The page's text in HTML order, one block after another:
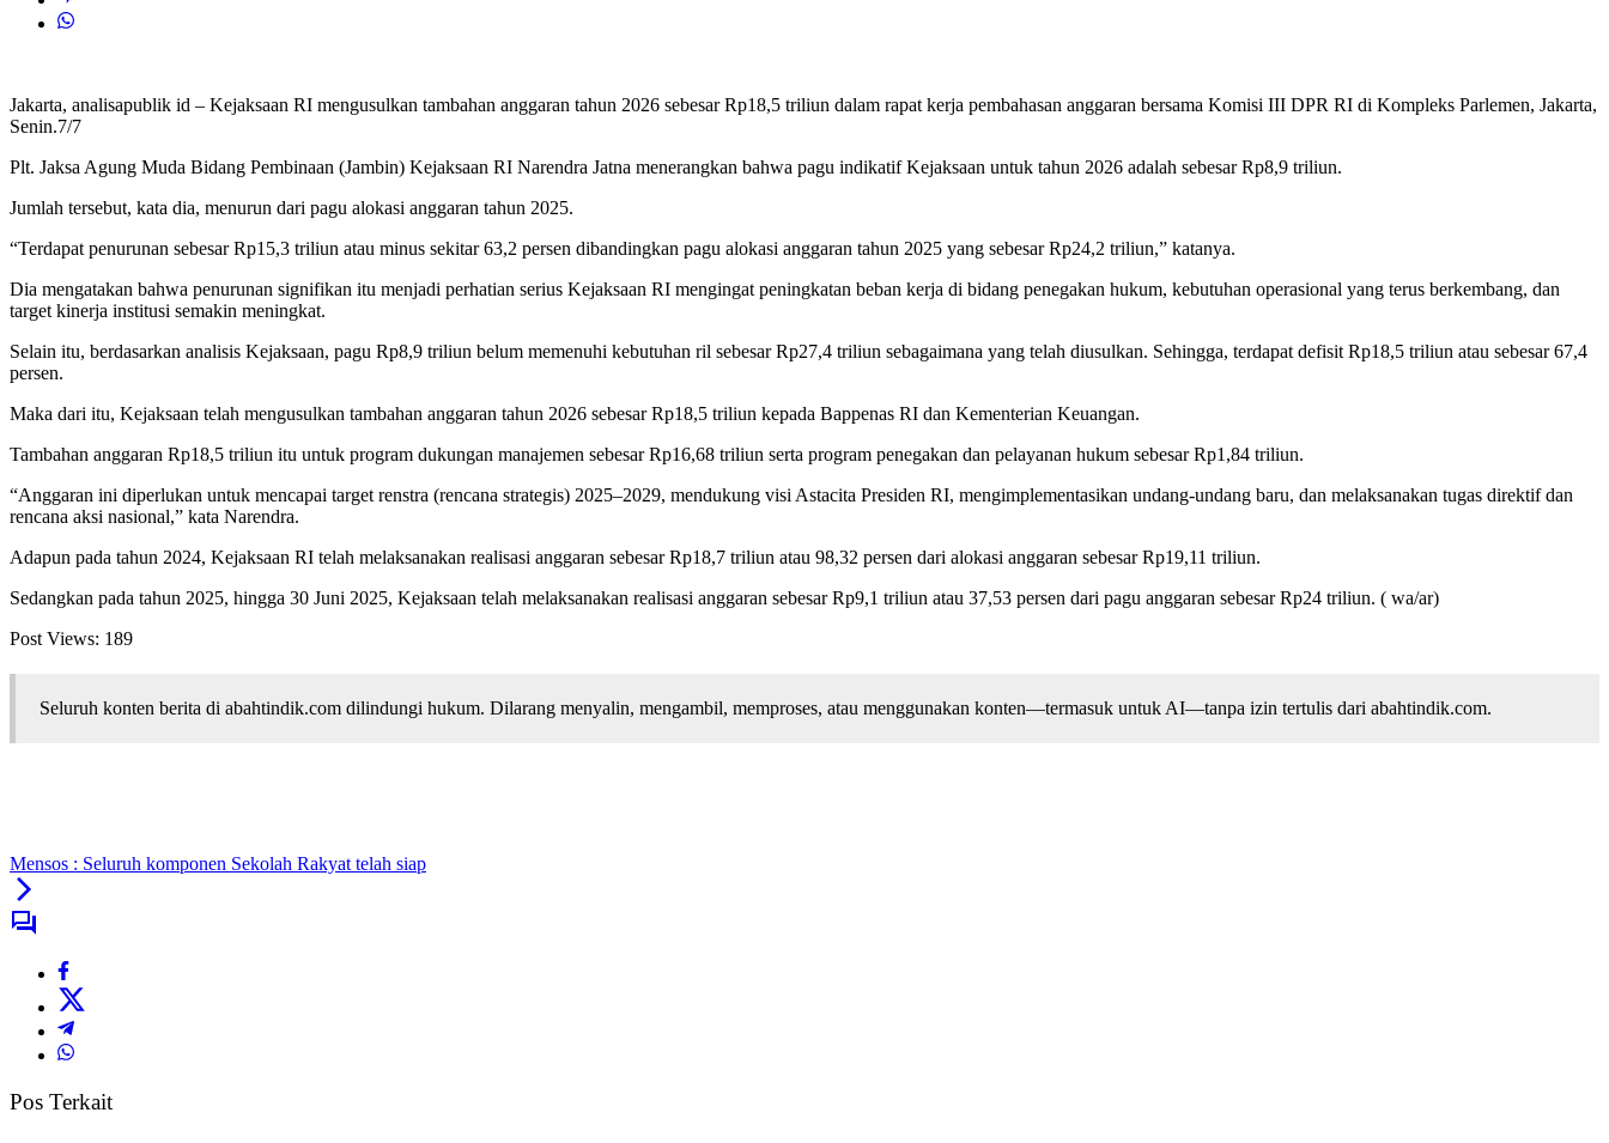
Jakarta, analisapublik id – Kejaksaan RI mengusulkan tambahan anggaran tahun 2026 sebesar Rp18,5 triliun dalam rapat kerja pembahasan anggaran bersama Komisi III DPR RI di Kompleks Parlemen, Jakarta,
Senin.7/7
Plt. Jaksa Agung Muda Bidang Pembinaan (Jambin) Kejaksaan RI Narendra Jatna menerangkan bahwa pagu indikatif Kejaksaan untuk tahun 2026 adalah sebesar Rp8,9 triliun.
Jumlah tersebut, kata dia, menurun dari pagu alokasi anggaran tahun 2025.
“Terdapat penurunan sebesar Rp15,3 triliun atau minus sekitar 63,2 persen dibandingkan pagu alokasi anggaran tahun 2025 yang sebesar Rp24,2 triliun,” katanya.
Dia mengatakan bahwa penurunan signifikan itu menjadi perhatian serius Kejaksaan RI mengingat peningkatan beban kerja di bidang penegakan hukum, kebutuhan operasional yang terus berkembang, dan
target kinerja institusi semakin meningkat.
Selain itu, berdasarkan analisis Kejaksaan, pagu Rp8,9 triliun belum memenuhi kebutuhan ril sebesar Rp27,4 triliun sebagaimana yang telah diusulkan. Sehingga, terdapat defisit Rp18,5 triliun atau sebesar 67,4
persen.
Maka dari itu, Kejaksaan telah mengusulkan tambahan anggaran tahun 2026 sebesar Rp18,5 triliun kepada Bappenas RI dan Kementerian Keuangan.
Tambahan anggaran Rp18,5 triliun itu untuk program dukungan manajemen sebesar Rp16,68 triliun serta program penegakan dan pelayanan hukum sebesar Rp1,84 triliun.
“Anggaran ini diperlukan untuk mencapai target renstra (rencana strategis) 2025–2029, mendukung visi Astacita Presiden RI, mengimplementasikan undang-undang baru, dan melaksanakan tugas direktif dan
rencana aksi nasional,” kata Narendra.
Adapun pada tahun 2024, Kejaksaan RI telah melaksanakan realisasi anggaran sebesar Rp18,7 triliun atau 98,32 persen dari alokasi anggaran sebesar Rp19,11 triliun.
Sedangkan pada tahun 2025, hingga 30 Juni 2025, Kejaksaan telah melaksanakan realisasi anggaran sebesar Rp9,1 triliun atau 37,53 persen dari pagu anggaran sebesar Rp24 triliun. ( wa/ar)
Post Views: 189
Seluruh konten berita di abahtindik.com dilindungi hukum. Dilarang menyalin, mengambil, memproses, atau menggunakan konten—termasuk untuk AI—tanpa izin tertulis dari abahtindik.com.
Mensos : Seluruh komponen Sekolah Rakyat telah siap
Pos Terkait